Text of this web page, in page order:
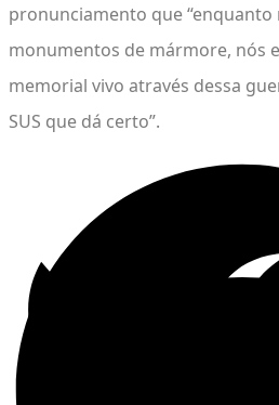
pronunciamento que
monumentos de mármore, nós
memorial vivo através dessa
SUS que dá certo”.